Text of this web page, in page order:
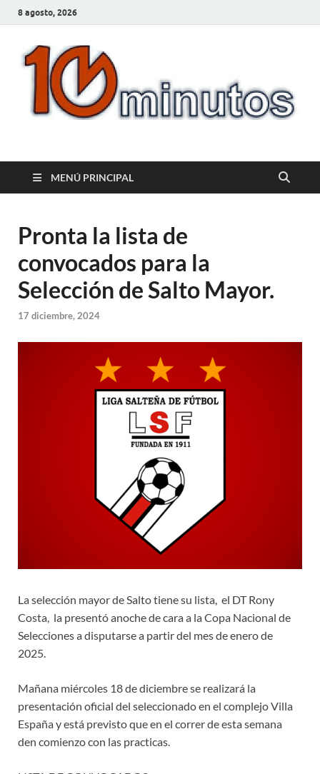
8 agosto, 2026
10minutos.com.uy
MENÚ PRINCIPAL
Pronta la lista de
convocados para la
Selección de Salto Mayor.
17 diciembre, 2024
La selección mayor de Salto tiene su lista, el DT Rony
Costa, la presentó anoche de cara a la Copa Nacional de
Selecciones a disputarse a partir del mes de enero de
2025.
Mañana miércoles 18 de diciembre se realizará la
presentación oficial del seleccionado en el complejo Villa
España y está previsto que en el correr de esta semana
den comienzo con las practicas.